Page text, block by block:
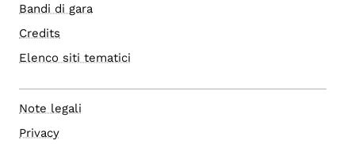
Bandi di gara
Credits
Elenco siti tematici
Note legali
Privacy